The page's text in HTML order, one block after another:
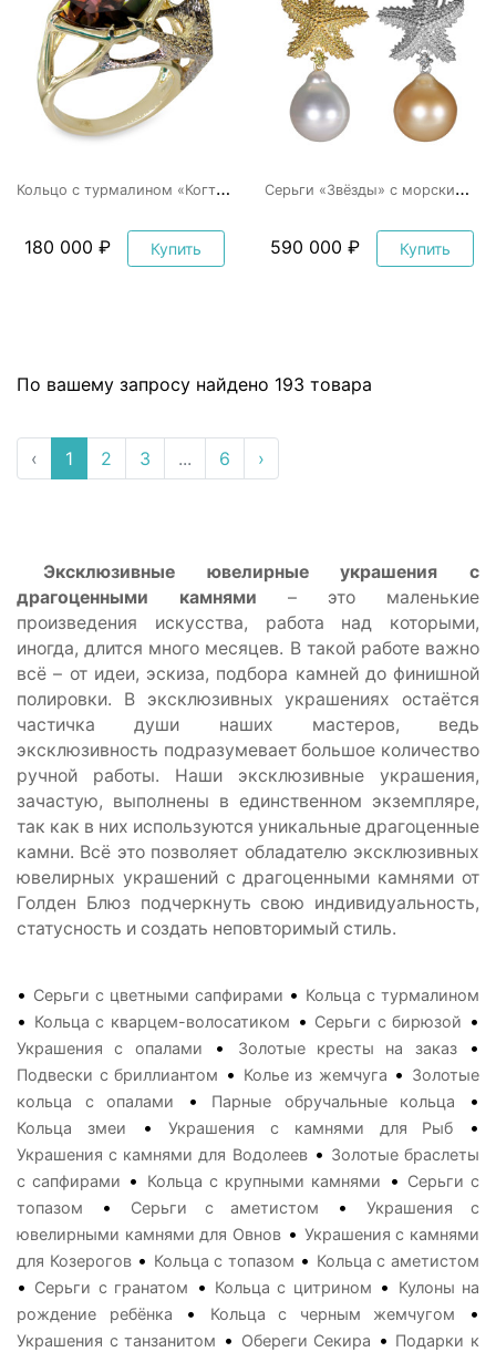
К
ольцо с турмалином «Когти Дракона»
180 000 ₽ Купить
С
ерьги «Звёзды» с морским жемчугом
590 000 ₽ Купить
По вашему запросу найдено 193 товара
‹ 1 2 3 ... 6 ›
Эксклюзивные ювелирные украшения с
драгоценными камнями – это маленькие
произведения искусства, работа над которыми,
иногда, длится много месяцев. В такой работе важно
всё – от идеи, эскиза, подбора камней до финишной
полировки. В эксклюзивных украшениях остаётся
частичка души наших мастеров, ведь
эксклюзивность подразумевает большое количество
ручной работы. Наши эксклюзивные украшения,
зачастую, выполнены в единственном экземпляре,
так как в них используются уникальные драгоценные
камни. Всё это позволяет обладателю эксклюзивных
ювелирных украшений с драгоценными камнями от
Голден Блюз подчеркнуть свою индивидуальность,
статусность и создать неповторимый стиль.
• Серьги с цветными сапфирами • Кольца с турмалином
• Кольца с кварцем-волосатиком • Серьги с бирюзой •
Украшения с опалами • Золотые кресты на заказ•
Подвески с бриллиантом • Колье из жемчуга • Золотые
кольца с опалами
• Парные обручальные кольца •
Кольца змеи •Украшения с камнями для Рыб •
Украшения с камнями для Водолеев• Золотые браслеты
с сапфирами • Кольца с крупными камнями • Серьги с
топазом
• Серьги с аметистом •Украшения с
ювелирными камнями для Овнов • Украшения с камнями
для Козерогов• Кольца с топазом • Кольца с аметистом
• Серьги с гранатом • Кольца с цитрином •
Кулоны на
рождение ребёнка
• Кольца с черным жемчугом •
Украшения с танзанитом • Обереги Секира • Подарки к